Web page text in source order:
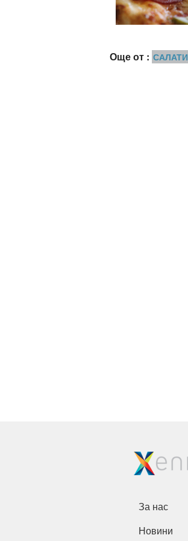
Още от : САЛАТИ
За нас
Новини